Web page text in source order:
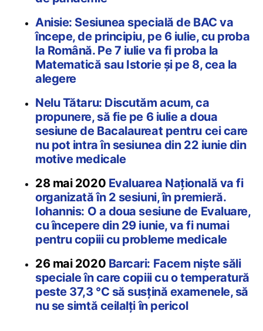
Anisie: Sesiunea specială de BAC va
începe, de principiu, pe 6 iulie, cu proba
la Română. Pe 7 iulie va fi proba la
Matematică sau Istorie și pe 8, cea la
alegere
Nelu Tătaru: Discutăm acum, ca
propunere, să fie pe 6 iulie a doua
sesiune de Bacalaureat pentru cei care
nu pot intra în sesiunea din 22 iunie din
motive medicale
28 mai 2020 Evaluarea Națională va fi
organizată în 2 sesiuni, în premieră.
Iohannis: O a doua sesiune de Evaluare,
cu începere din 29 iunie, va fi numai
pentru copiii cu probleme medicale
26 mai 2020 Barcari: Facem niște săli
speciale în care copiii cu o temperatură
peste 37,3 °C să susțină examenele, să
nu se simtă ceilalți în pericol